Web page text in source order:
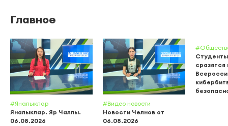
Главное
#Яналыклар
Яналыклар. Яр Чаллы.
06.08.2026
#Видео новости
Новости Челнов от
06.08.2026
сразятся